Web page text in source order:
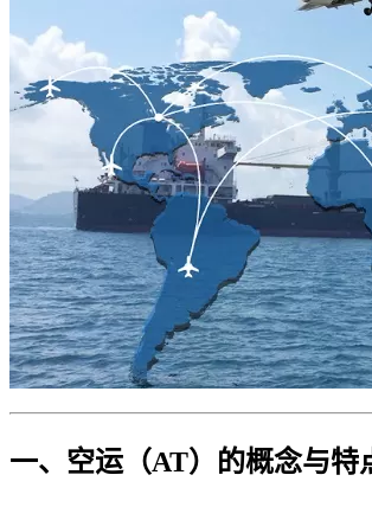
一、空运（AT）的概念与特